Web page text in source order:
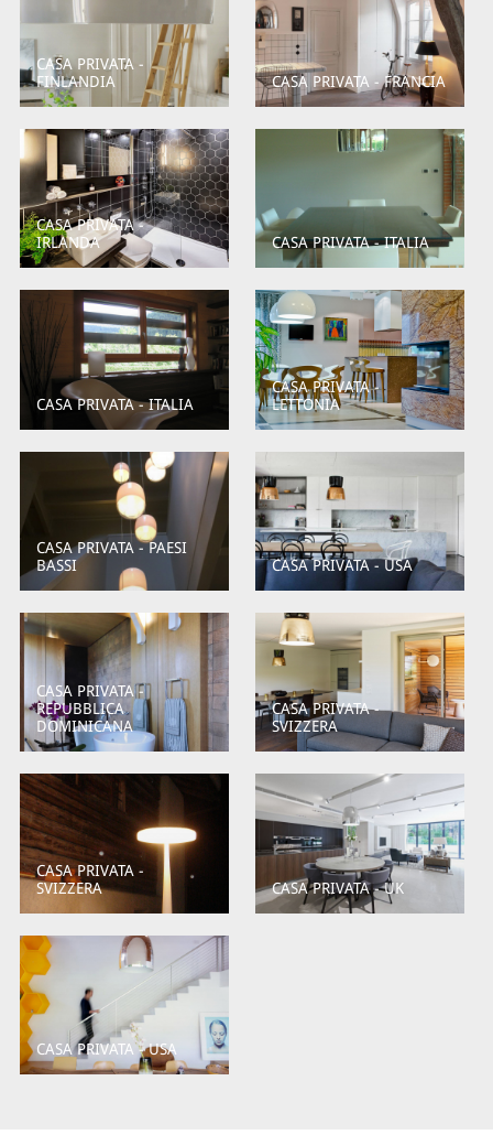
CASA PRIVATA -
FINLANDIA
CASA PRIVATA - FRANCIA
CASA PRIVATA -
IRLANDA
CASA PRIVATA - ITALIA
CASA PRIVATA - ITALIA
CASA PRIVATA -
LETTONIA
CASA PRIVATA - PAESI
BASSI
CASA PRIVATA - USA
CASA PRIVATA -
REPUBBLICA
DOMINICANA
CASA PRIVATA -
SVIZZERA
CASA PRIVATA -
SVIZZERA
CASA PRIVATA - UK
CASA PRIVATA - USA